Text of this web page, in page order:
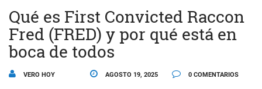
Qué es First Convicted Raccon
Fred (FRED) y por qué está en
boca de todos
VERO HOY AGOSTO 19, 2025 0 COMENTARIOS